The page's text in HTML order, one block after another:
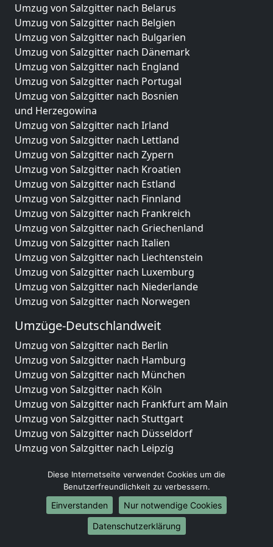
Umzug von Salzgitter nach Belarus
Umzug von Salzgitter nach Belgien
Umzug von Salzgitter nach Bulgarien
Umzug von Salzgitter nach Dänemark
Umzug von Salzgitter nach England
Umzug von Salzgitter nach Portugal
Umzug von Salzgitter nach Bosnien
und Herzegowina
Umzug von Salzgitter nach Irland
Umzug von Salzgitter nach Lettland
Umzug von Salzgitter nach Zypern
Umzug von Salzgitter nach Kroatien
Umzug von Salzgitter nach Estland
Umzug von Salzgitter nach Finnland
Umzug von Salzgitter nach Frankreich
Umzug von Salzgitter nach Griechenland
Umzug von Salzgitter nach Italien
Umzug von Salzgitter nach Liechtenstein
Umzug von Salzgitter nach Luxemburg
Umzug von Salzgitter nach Niederlande
Umzug von Salzgitter nach Norwegen
Umzüge-Deutschlandweit
Umzug von Salzgitter nach Berlin
Umzug von Salzgitter nach Hamburg
Umzug von Salzgitter nach München
Umzug von Salzgitter nach Köln
Umzug von Salzgitter nach Frankfurt am Main
Umzug von Salzgitter nach Stuttgart
Umzug von Salzgitter nach Düsseldorf
Umzug von Salzgitter nach Leipzig
Umzug von Salzgitter nach Essen
Umzug von Salzgitter nach Bremen
Umzug von Salzgitter nach Dresden
Umzug von Salzgitter nach Hannover
Umzug von Salzgitter nach Nürnberg
Diese Internetseite verwendet Cookies um die
Benutzerfreundlichkeit zu verbessern.
Einverstanden
Nur notwendige Cookies
Datenschutzerklärung